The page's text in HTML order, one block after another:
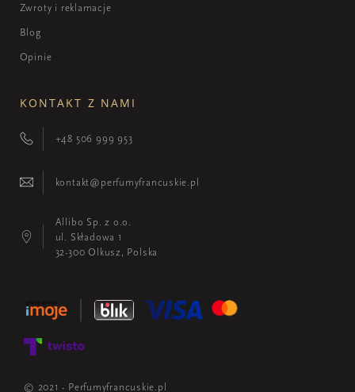
Zwroty i reklamacje
Blog
Opinie
KONTAKT Z NAMI
+48 506 999 953
kontakt@perfumyfrancuskie.pl
Allibo Sp. z o.o.
ul. Składowa 1
32-300 Olkusz, Polska
© 2021 - Perfumyfrancuskie.pl